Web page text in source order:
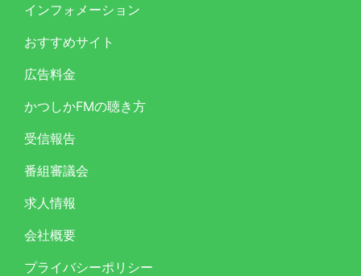
インフォメーション
おすすめサイト
広告料金
かつしかFMの聴き方
受信報告
番組審議会
求人情報
会社概要
プライバシーポリシー